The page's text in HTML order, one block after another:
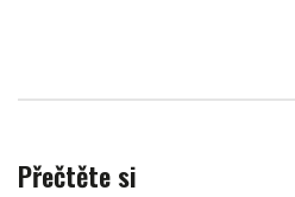
Přečtěte si